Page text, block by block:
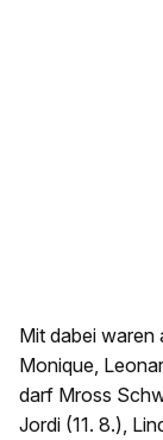
Mit dabei waren
Monique,
darf Mross
Jordi (11. 8.),